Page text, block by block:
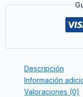
Descripción
Información
Valoraciones (0)